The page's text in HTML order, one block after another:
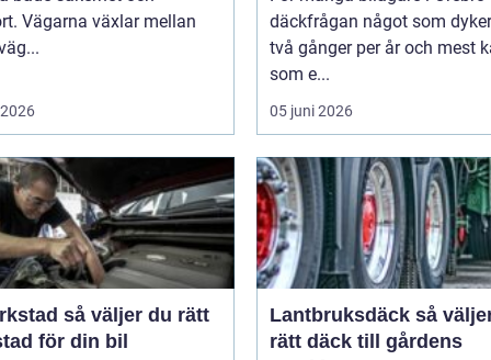
Vägarna växlar mellan
däckfrågan något som
två gånger per år och mest
som e...
05 juni 2026
väljer du rätt
för din bil
Lantbruksdäck så väljer du
rätt däck till gårdens